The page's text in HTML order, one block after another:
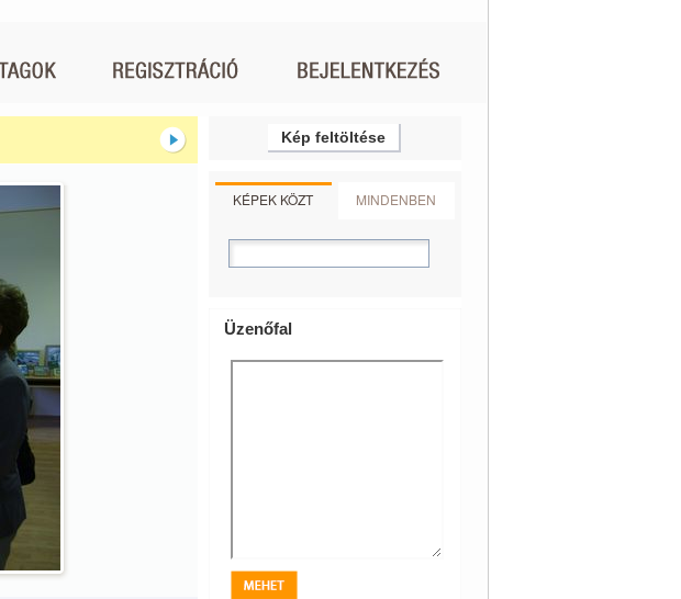
Kép feltöltése
KÉPEK KÖZT MINDENBEN
Üzenőfal